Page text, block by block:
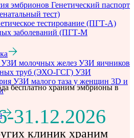
эмбрионов Генетический паспорт
тест)
тестирование (ПГТ-А)
заболеваний (ПГТ-М
УЗИ молочных желез УЗИ яичников
труб (ЭХО-ГСГ) УЗИ
УЗИ малого таза у женщин 3D и
бесплатно храним эмбрионы в
31.12.2026
клиник храним